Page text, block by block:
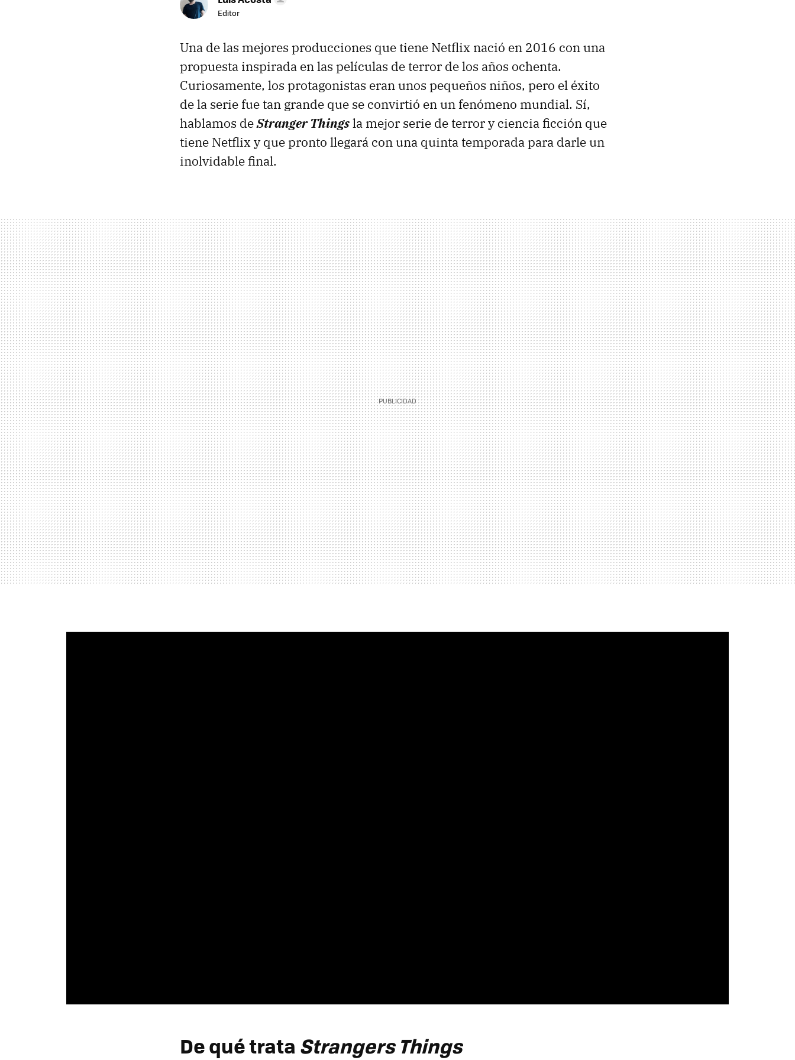
Editor
Una de las mejores producciones que tiene Netflix nació en 2016 con una
propuesta inspirada en las películas de terror de los años ochenta.
Curiosamente, los protagonistas eran unos pequeños niños, pero el éxito
de la serie fue tan grande que se convirtió en un fenómeno mundial. Sí,
hablamos deStranger Thingsla mejor serie de terror y ciencia ficción que
tiene Netflix y que pronto llegará con una quinta temporada para darle un
inolvidable final.
De qué trata Strangers Things